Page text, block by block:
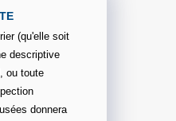
(qu'elle soit
descriptive
ou toute
donnera